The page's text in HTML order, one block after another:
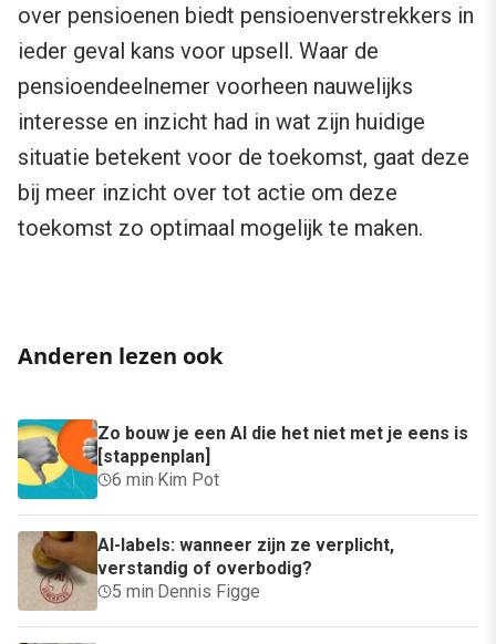
over pensioenen biedt pensioenverstrekkers in
ieder geval kans voor upsell. Waar de
pensioendeelnemer voorheen nauwelijks
interesse en inzicht had in wat zijn huidige
situatie betekent voor de toekomst, gaat deze
bij meer inzicht over tot actie om deze
toekomst zo optimaal mogelijk te maken.
Anderen lezen ook
Zo bouw je een AI die het niet met je eens is
[stappenplan]
6 min·Kim Pot
AI-labels: wanneer zijn ze verplicht,
verstandig of overbodig?
5 min·Dennis Figge